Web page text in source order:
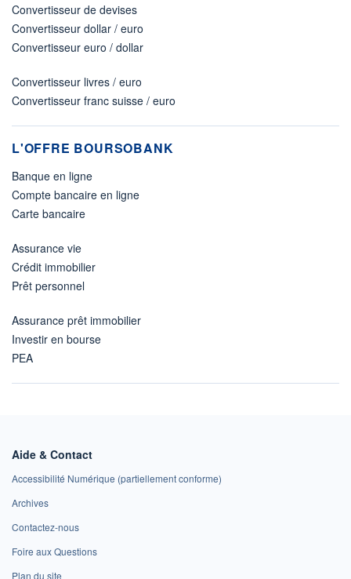
Convertisseur de devises
Convertisseur dollar / euro
Convertisseur euro / dollar
Convertisseur livres / euro
Convertisseur franc suisse / euro
L'OFFRE BOURSOBANK
Banque en ligne
Compte bancaire en ligne
Carte bancaire
Assurance vie
Crédit immobilier
Prêt personnel
Assurance prêt immobilier
Investir en bourse
PEA
Aide & Contact
Accessibilité Numérique (partiellement conforme)
Archives
Contactez-nous
Foire aux Questions
Plan du site